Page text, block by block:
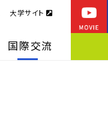
国際交流
大学サイト